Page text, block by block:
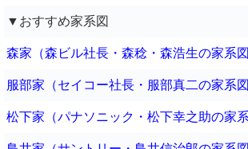
▼おすすめ家系図
森家（森ビル社長・森稔・森浩生の家系図
服部家（セイコー社長・服部真二の家系図
松下家（パナソニック・松下幸之助の家系